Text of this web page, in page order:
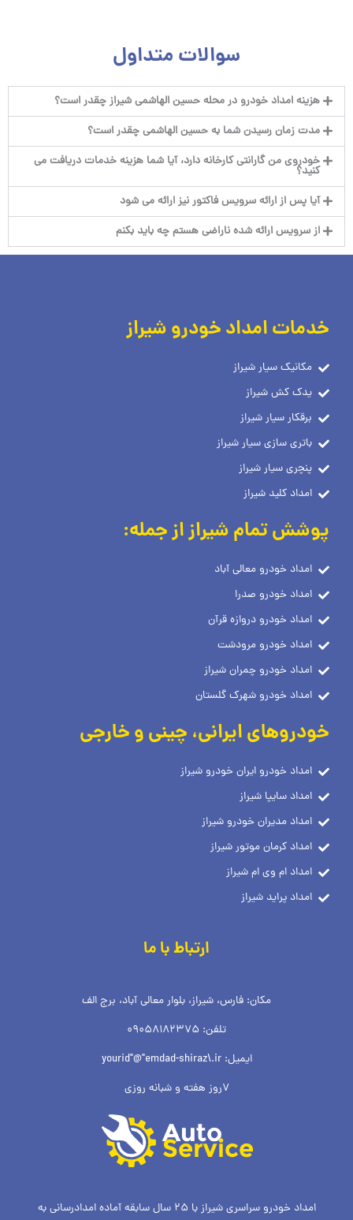
سوالات متداول
هزینه امداد خودرو در محله حسین الهاشمی شیراز چقدر است؟
مدت زمان رسیدن شما به حسین الهاشمی چقدر است؟
خودروی من گارانتی کارخانه دارد، آیا شما هزینه خدمات دریافت می
کنید؟
آیا پس از ارائه سرویس فاکتور نیز ارائه می شود
از سرویس ارائه شده ناراضی هستم چه باید بکنم
خدمات امداد خودرو شیراز
مکانیک سیار شیراز
یدک کش شیراز
برقکار سیار شیراز
باتری سازی سیار شیراز
پنچری سیار شیراز
امداد کلید شیراز
پوشش تمام شیراز از جمله:
امداد خودرو معالی آباد
امداد خودرو صدرا
امداد خودرو دروازه قرآن
امداد خودرو مرودشت
امداد خودرو چمران شیراز
امداد خودرو شهرک گلستان
خودروهای ایرانی، چینی و خارجی
امداد خودرو ایران خودرو شیراز
امداد سایپا شیراز
امداد مدیران خودرو شیراز
امداد کرمان موتور شیراز
امداد ام وی ام شیراز
امداد پراید شیراز
ارتباط با ما
مکان: فارس، شیراز، بلوار معالی آباد، برج الف
تلفن: 09058182375
ایمیل: yourid"@"emdad-shiraz\.ir
7روز هفته و شبانه روزی
امداد خودرو سراسری شیراز با 25 سال سابقه آماده امدادرسانی به